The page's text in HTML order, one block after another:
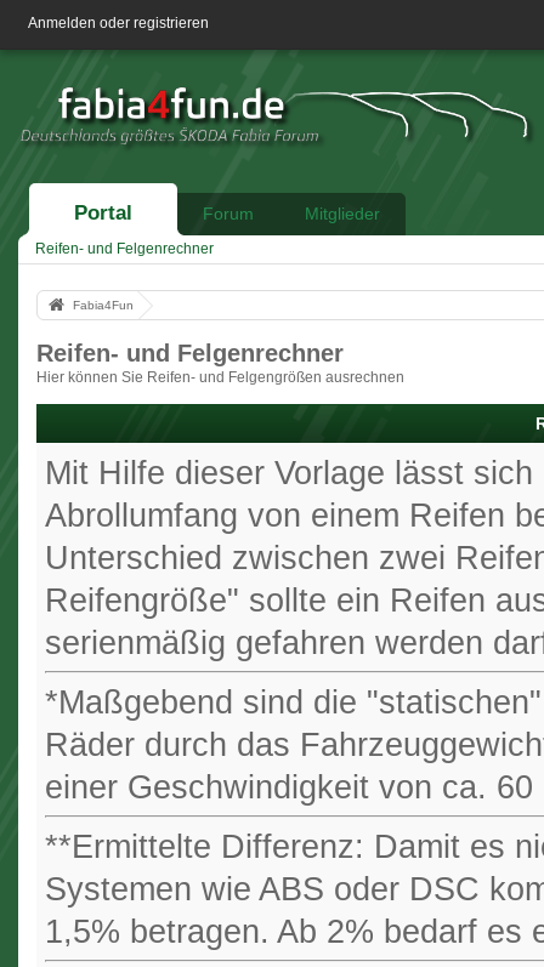
Anmelden oder registrieren
Portal Forum Mitglieder
Reifen- und Felgenrechner
Fabia4Fun
Reifen- und Felgenrechner
Hier können Sie Reifen- und Felgengrößen ausrechnen
Mit Hilfe dieser Vorlage lässt
Abrollumfang von einem Reifen
Unterschied zwischen zwei
Reifengröße" sollte ein Reifen
serienmäßig gefahren werden
*Maßgebend sind die
Räder durch das
einer Geschwindigkeit von ca.
**Ermittelte Differenz: Damit es
Systemen wie ABS oder DSC
1,5% betragen. Ab 2% bedarf es